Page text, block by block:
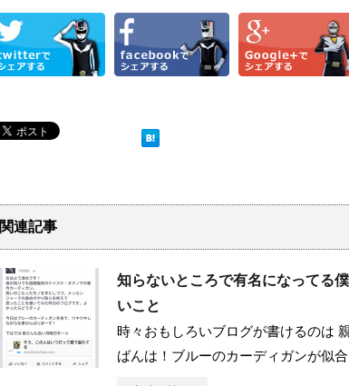
関連記事
知らないところで有名になってる
いこと
時々おもしろいブログが書けるのは
ばんは！ブルーのカーディガンが似合